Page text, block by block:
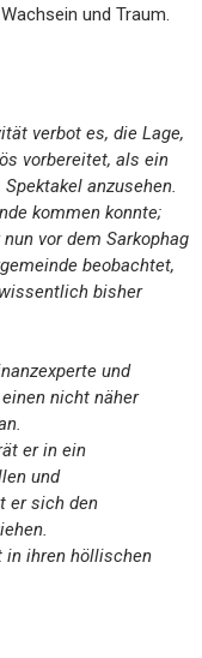
und Traum.
verbot es, die Lage,
vorbereitet, als ein
anzusehen.
kommen konnte;
vor dem Sarkophag
beobachtet,
bisher
und
nicht näher
er in ein
und
er sich den
in ihren höllischen